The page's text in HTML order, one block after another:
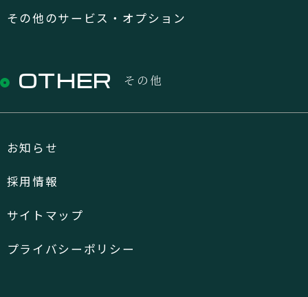
その他のサービス・オプション
OTHER その他
お知らせ
採用情報
サイトマップ
プライバシーポリシー